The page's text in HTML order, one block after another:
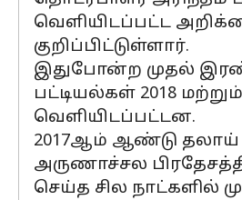
வெளியிடப்பட்ட
குறிப்பிட்டுள்ளார்.
இதுபோன்ற முதல்
பட்டியல்கள் 2018
வெளியிடப்பட்டன.
2017ஆம் ஆண்டு தலாய்
அருணாச்சல
செய்த சில நாட்களில்